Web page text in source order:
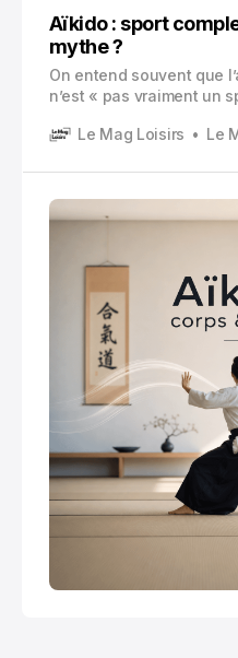
Aïkido : sport
mythe ?
On entend souvent que
n’est « pas vraiment un
place.Le Mag Loisirs Le